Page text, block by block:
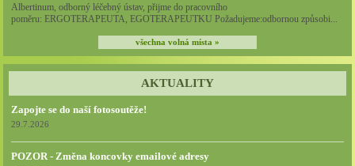
Albertinum, odborný léčebný ústav, přijme do pracovního
poměru: ERGOTERAPEUTA, EGOTERAPEUTKU Požadujeme:odbornou způsobi...
všechna volná místa »
AKTUALITY
Zapojte se do naší fotosoutěže!
29.7.2026
POZOR - Změna koncovky emailové adresy